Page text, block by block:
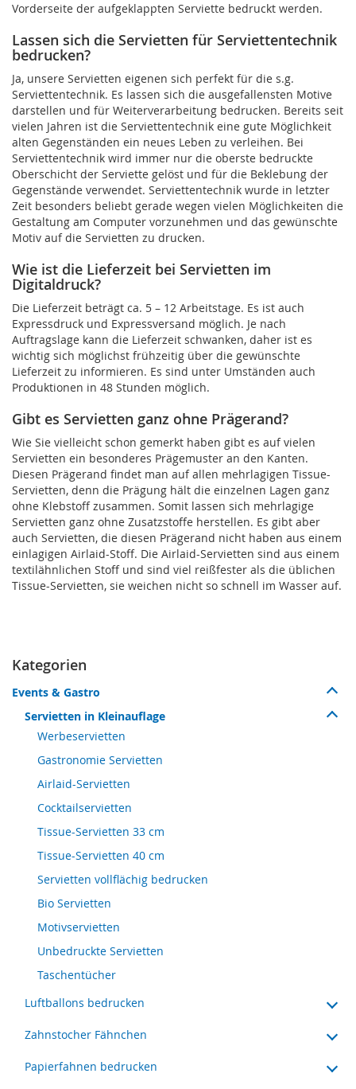
Vorderseite der aufgeklappten Serviette bedruckt werden.
Lassen sich die Servietten für Serviettentechnik
bedrucken?
Ja, unsere Servietten eigenen sich perfekt für die s.g.
Serviettentechnik. Es lassen sich die ausgefallensten Motive
darstellen und für Weiterverarbeitung bedrucken. Bereits seit
vielen Jahren ist die Serviettentechnik eine gute Möglichkeit
alten Gegenständen ein neues Leben zu verleihen. Bei
Serviettentechnik wird immer nur die oberste bedruckte
Oberschicht der Serviette gelöst und für die Beklebung der
Gegenstände verwendet. Serviettentechnik wurde in letzter
Zeit besonders beliebt gerade wegen vielen Möglichkeiten die
Gestaltung am Computer vorzunehmen und das gewünschte
Motiv auf die Servietten zu drucken.
Wie ist die Lieferzeit bei Servietten im
Digitaldruck?
Die Lieferzeit beträgt ca. 5 – 12 Arbeitstage. Es ist auch
Expressdruck und Expressversand möglich. Je nach
Auftragslage kann die Lieferzeit schwanken, daher ist es
wichtig sich möglichst frühzeitig über die gewünschte
Lieferzeit zu informieren. Es sind unter Umständen auch
Produktionen in 48 Stunden möglich.
Gibt es Servietten ganz ohne Prägerand?
Wie Sie vielleicht schon gemerkt haben gibt es auf vielen
Servietten ein besonderes Prägemuster an den Kanten.
Diesen Prägerand findet man auf allen mehrlagigen Tissue-
Servietten, denn die Prägung hält die einzelnen Lagen ganz
ohne Klebstoff zusammen. Somit lassen sich mehrlagige
Servietten ganz ohne Zusatzstoffe herstellen. Es gibt aber
auch Servietten, die diesen Prägerand nicht haben aus einem
einlagigen Airlaid-Stoff. Die Airlaid-Servietten sind aus einem
textilähnlichen Stoff und sind viel reißfester als die üblichen
Tissue-Servietten, sie weichen nicht so schnell im Wasser auf.
Kategorien
Events & Gastro
Servietten in Kleinauflage
Werbeservietten
Gastronomie Servietten
Airlaid-Servietten
Cocktailservietten
Tissue-Servietten 33 cm
Tissue-Servietten 40 cm
Servietten vollflächig bedrucken
Bio Servietten
Motivservietten
Unbedruckte Servietten
Taschentücher
Luftballons bedrucken
Zahnstocher Fähnchen
Papierfahnen bedrucken